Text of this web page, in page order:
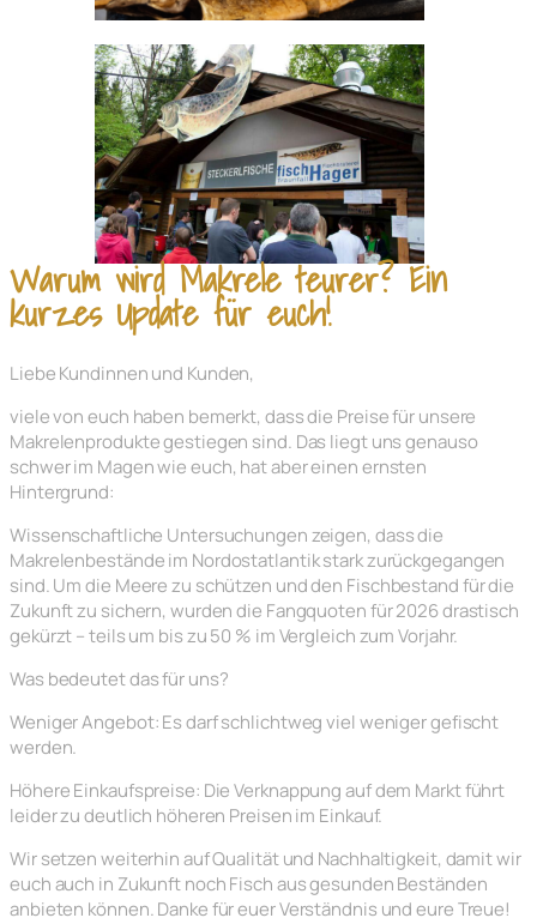
Warum wird Makrele teurer? Ein
kurzes Update für euch!
Liebe Kundinnen und Kunden,
viele von euch haben bemerkt, dass die Preise für unsere
Makrelenprodukte gestiegen sind. Das liegt uns genauso
schwer im Magen wie euch, hat aber einen ernsten
Hintergrund:
Wissenschaftliche Untersuchungen zeigen, dass die
Makrelenbestände im Nordostatlantik stark zurückgegangen
sind. Um die Meere zu schützen und den Fischbestand für die
Zukunft zu sichern, wurden die Fangquoten für 2026 drastisch
gekürzt – teils um bis zu 50 % im Vergleich zum Vorjahr.
Was bedeutet das für uns?
Weniger Angebot: Es darf schlichtweg viel weniger gefischt
werden.
Höhere Einkaufspreise: Die Verknappung auf dem Markt führt
leider zu deutlich höheren Preisen im Einkauf.
Wir setzen weiterhin auf Qualität und Nachhaltigkeit, damit wir
euch auch in Zukunft noch Fisch aus gesunden Beständen
anbieten können. Danke für euer Verständnis und eure Treue!